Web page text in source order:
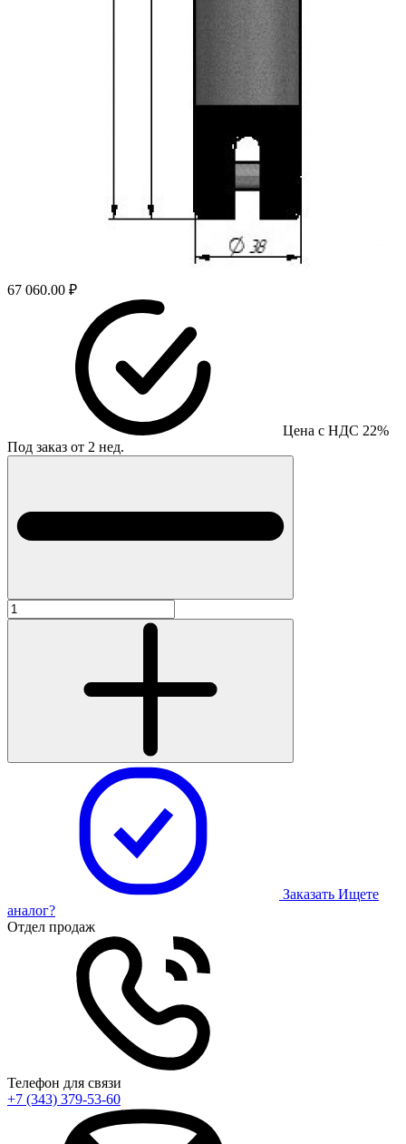
67 060.00 ₽
Цена с НДС 22%
Под заказ от 2 нед.
Заказать Ищете
аналог?
Отдел продаж
Телефон для связи
+7 (343) 379-53-60